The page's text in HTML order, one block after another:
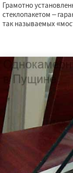
Грамотно
стеклопакетом –
так называемых